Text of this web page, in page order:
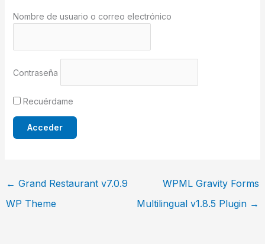
Nombre de usuario o correo electrónico
Contraseña
Recuérdame
← Grand Restaurant v7.0.9
WP Theme
WPML Gravity Forms
Multilingual v1.8.5 Plugin →